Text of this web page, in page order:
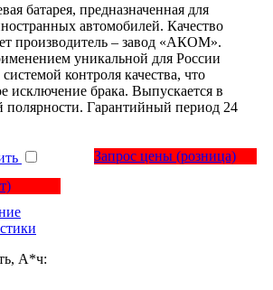
батарея, предназначенная для
автомобилей. Качество
производитель – завод «АКОМ».
уникальной для России
контроля качества, что
исключение брака. Выпускается в
полярности. Гарантийный период 24
Запрос цены (розница)
А*ч: